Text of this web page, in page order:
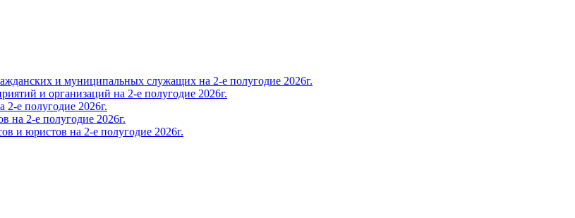
и муниципальных служащих на 2-е полугодие 2026г.
и организаций на 2-е полугодие 2026г.
е полугодие 2026г.
на 2-е полугодие 2026г.
и юристов на 2-е полугодие 2026г.